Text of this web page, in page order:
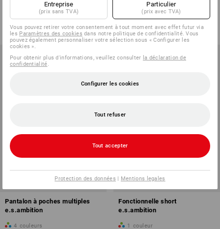
couleurs
(TTC)
couleurs
(TTC)
Tailles disponibles
Pantalon à poches multiples
e.s.ambition
4 couleurs
Tailles disponibles
Fonctionnelle short
e.s.ambition
1 couleur
Entreprise
(prix sans TVA)
Particulier
(prix avec TVA)
Vous pouvez retirer votre consentement à tout moment avec effet futur via
les Paramètres des cookies dans notre politique de confidentialité. Vous
pouvez également personnaliser votre sélection sous « Configurer les
cookies ».
Pour obtenir plus d'informations, veuillez consulter la déclaration de
confidentialité.
Configurer les cookies
Tout refuser
Tout accepter
Protection des données | Mentions legales